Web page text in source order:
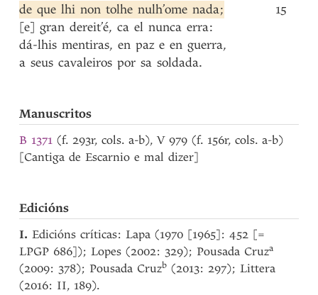
de que lhi non tolhe nulh’ome nada;
[e] gran dereit’é, ca el nunca erra:
dá-lhis mentiras, en paz e en guerra,
a seus cavaleiros por sa soldada.
15
Manuscritos
B 1371 (f. 293r, cols. a-b), V 979 (f. 156r, cols. a-b)
[Cantiga de Escarnio e mal dizer]
Edicións
I. Edicións críticas: Lapa (1970 [1965]: 452 [=
LPGP 686]); Lopes (2002: 329); Pousada Cruza
(2009: 378); Pousada Cruzb (2013: 297); Littera
(2016: II, 189).